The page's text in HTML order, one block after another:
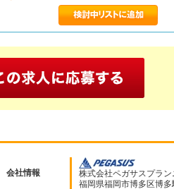
会社情報
株式会社ペガサスプラン
福岡県福岡市博多区博